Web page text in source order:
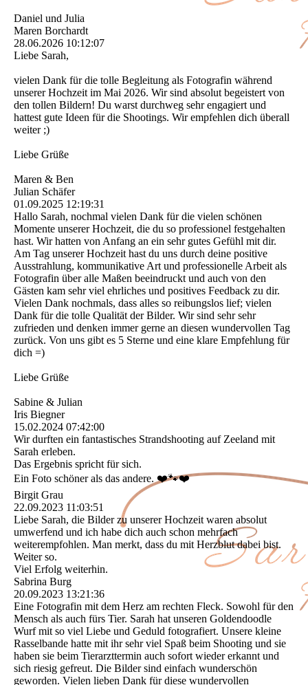
Daniel und Julia
Maren Borchardt
28.06.2026 10:12:07
Liebe Sarah,
vielen Dank für die tolle Begleitung als Fotografin während
unserer Hochzeit im Mai 2026. Wir sind absolut begeistert von
den tollen Bildern! Du warst durchweg sehr engagiert und
hattest gute Ideen für die Shootings. Wir empfehlen dich überall
weiter ;)
Liebe Grüße
Maren & Ben
Julian Schäfer
01.09.2025 12:19:31
Hallo Sarah, nochmal vielen Dank für die vielen schönen
Momente unserer Hochzeit, die du so professionel festgehalten
hast. Wir hatten von Anfang an ein sehr gutes Gefühl mit dir.
Am Tag unserer Hochzeit hast du uns durch deine positive
Ausstrahlung, kommunikative Art und professionelle Arbeit als
Fotografin über alle Maßen beeindruckt und auch von den
Gästen kam sehr viel ehrliches und positives Feedback zu dir.
Vielen Dank nochmals, dass alles so reibungslos lief; vielen
Dank für die tolle Qualität der Bilder. Wir sind sehr sehr
zufrieden und denken immer gerne an diesen wundervollen Tag
zurück. Von uns gibt es 5 Sterne und eine klare Empfehlung für
dich =)
Liebe Grüße
Sabine & Julian
Iris Biegner
15.02.2024 07:42:00
Wir durften ein fantastisches Strandshooting auf Zeeland mit
Sarah erleben.
Das Ergebnis spricht für sich.
Ein Foto schöner als das andere. ❤️🐾❤️
Birgit Grau
22.09.2023 11:03:51
Liebe Sarah, die Bilder zu unserer Hochzeit waren absolut
umwerfend und ich habe dich auch schon mehrfach
weiterempfohlen. Man merkt, dass du mit Herzblut dabei bist.
Weiter so.
Viel Erfolg weiterhin.
Sabrina Burg
20.09.2023 13:21:36
Eine Fotografin mit dem Herz am rechten Fleck. Sowohl für den
Mensch als auch fürs Tier. Sarah hat unseren Goldendoodle
Wurf mit so viel Liebe und Geduld fotografiert. Unsere kleine
Rasselbande hatte mit ihr sehr viel Spaß beim Shooting und sie
haben sie beim Tierarzttermin auch sofort wieder erkannt und
sich riesig gefreut. Die Bilder sind einfach wunderschön
geworden. Vielen lieben Dank für diese wundervollen